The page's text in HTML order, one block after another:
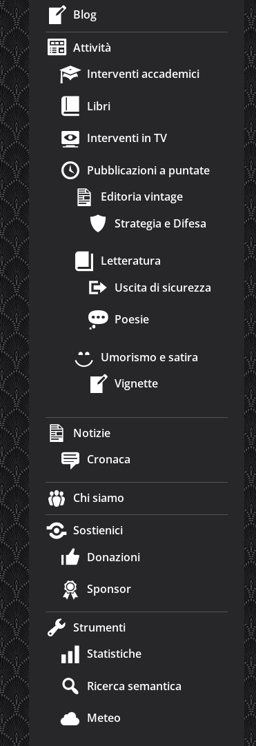
Blog
Attività
Interventi accademici
Libri
Interventi in TV
Pubblicazioni a puntate
Editoria vintage
Strategia e Difesa
Letteratura
Uscita di sicurezza
Poesie
Umorismo e satira
Vignette
Notizie
Cronaca
Chi siamo
Sostienici
Donazioni
Sponsor
Strumenti
Statistiche
Ricerca semantica
Meteo